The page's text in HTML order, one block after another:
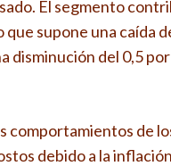
El segmento
supone una caída
disminución del 0,5
comportamientos de
debido a la